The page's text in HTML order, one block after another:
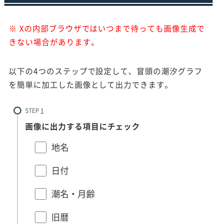
※ Xの内部ブラウザではいつまで待っても画像生成で
きない場合があります。
以下の4つのステップで設定して、冒頭の潮汐グラフ
を簡単に加工した画像として出力できます。
STEP
画像に出力する項目にチェック
地名
日付
潮名・月齢
旧暦